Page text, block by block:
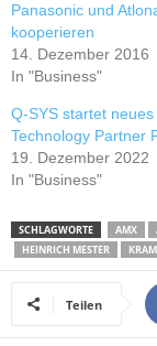
Panasonic und
kooperieren
14. Dezember 2016
In "Business"
Q-SYS startet neues
Technology Partner
19. Dezember 2022
In "Business"
SCHLAGWORTE AMX
HEINRICH MESTER
Teilen